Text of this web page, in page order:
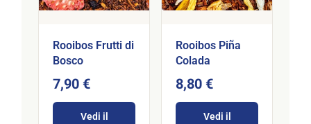
Rooibos Frutti di
Bosco
7,90 €
Vedi il
Rooibos Piña
Colada
8,80 €
Vedi il